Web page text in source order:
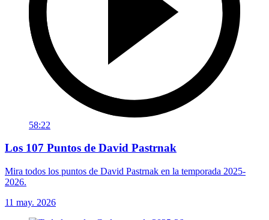
58:22
Los 107 Puntos de David Pastrnak
Mira todos los puntos de David Pastrnak en la temporada 2025-
2026.
11 may. 2026